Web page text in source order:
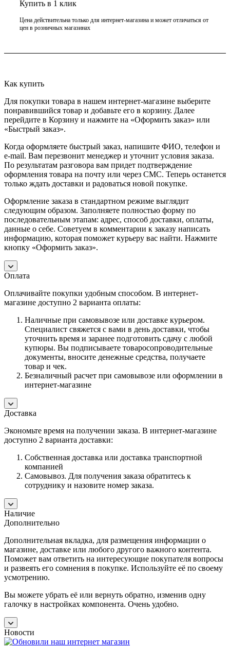
Купить в 1 клик
Цена действительна только для интернет-магазина и может отличаться от
цен в розничных магазинах
Как купить
Для покупки товара в нашем интернет-магазине выберите
понравившийся товар и добавьте его в корзину. Далее
перейдите в Корзину и нажмите на «Оформить заказ» или
«Быстрый заказ».
Когда оформляете быстрый заказ, напишите ФИО, телефон и
e-mail. Вам перезвонит менеджер и уточнит условия заказа.
По результатам разговора вам придет подтверждение
оформления товара на почту или через СМС. Теперь останется
только ждать доставки и радоваться новой покупке.
Оформление заказа в стандартном режиме выглядит
следующим образом. Заполняете полностью форму по
последовательным этапам: адрес, способ доставки, оплаты,
данные о себе. Советуем в комментарии к заказу написать
информацию, которая поможет курьеру вас найти. Нажмите
кнопку «Оформить заказ».
Оплата
Оплачивайте покупки удобным способом. В интернет-
магазине доступно 2 варианта оплаты:
Наличные при самовывозе или доставке курьером.
Специалист свяжется с вами в день доставки, чтобы
уточнить время и заранее подготовить сдачу с любой
купюры. Вы подписываете товаросопроводительные
документы, вносите денежные средства, получаете
товар и чек.
Безналичный расчет при самовывозе или оформлении в
интернет-магазине
Доставка
Экономьте время на получении заказа. В интернет-магазине
доступно 2 варианта доставки:
Собственная доставка или доставка транспортной
компанией
Самовывоз. Для получения заказа обратитесь к
сотруднику и назовите номер заказа.
Наличие
Дополнительно
Дополнительная вкладка, для размещения информации о
магазине, доставке или любого другого важного контента.
Поможет вам ответить на интересующие покупателя вопросы
и развеять его сомнения в покупке. Используйте её по своему
усмотрению.
Вы можете убрать её или вернуть обратно, изменив одну
галочку в настройках компонента. Очень удобно.
Новости